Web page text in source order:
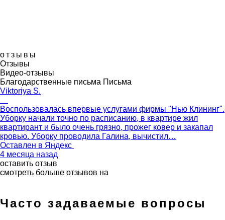
отзывы
Отзывы
Видео-отзывы
Благодарственные письма Письма
Viktoriya S.
Воспользовалась впервые услугами фирмы "Нью Клининг".
Уборку начали точно по расписанию, в квартире жил
квартирант и было очень грязно, прожег ковер и закапал
кровью. Уборку проводила Галина, вычистил…
Оставлен в Яндекс
4 месяца назад
оставить отзыв
смотреть больше отзывов на
Часто задаваемые вопросы